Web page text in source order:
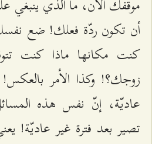
أن تكون ردّة فعلك! ضع
كنت مكانها ماذا كنت
زوجك؟! وكذا الأمر بالعكس!
عاديّة، إنّ نفس هذه المسائل
تصير بعد فترة غير عاديّة!